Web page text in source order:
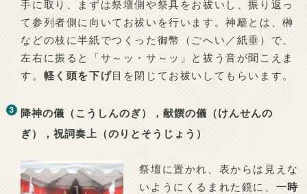
手に取り、まずは祭壇側や祭具をお祓いし、振り返っ
て参列者側に向いてお祓いを行います。神籬とは、榊
などの枝に半紙でつくった御幣（ごへい／紙垂）で、
左右に振ると「サ～ッ・サ～ッ」と祓う音が聞こえま
す。 軽く頭を下げ目を閉じてお祓いしてもらいます。
降神の儀（こうしんのぎ），献饌の儀（けんせんの
ぎ），祝詞奏上（のりとそうじょう）
祭壇に置かれ、表からは見えな
いようにくるまれた鏡に、 一時